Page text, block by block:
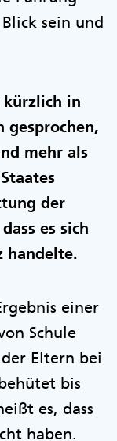
sein und
in
gesprochen,
mehr als
der
es sich
handelte.
einer
Schule
Eltern bei
bis
es, dass
haben.